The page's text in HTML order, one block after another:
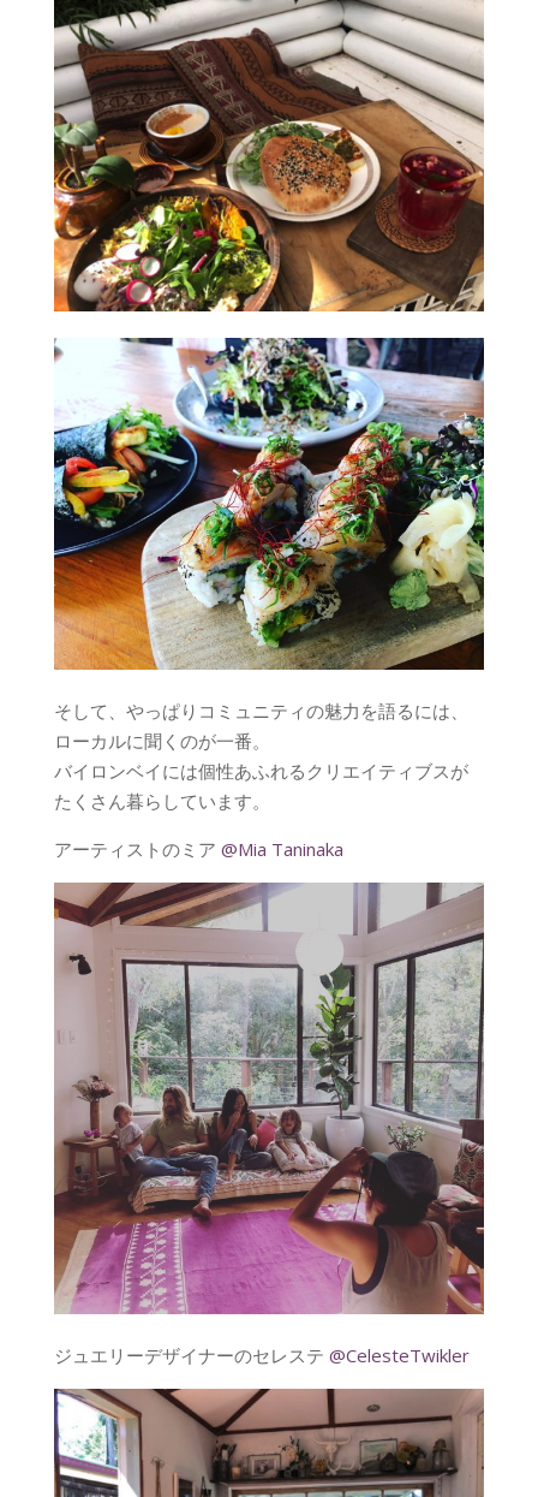
そして、やっぱりコミュニティの魅力を語るには、
ローカルに聞くのが一番。
バイロンベイには個性あふれるクリエイティブスが
たくさん暮らしています。
アーティストのミア @Mia Taninaka
ジュエリーデザイナーのセレステ @CelesteTwikler